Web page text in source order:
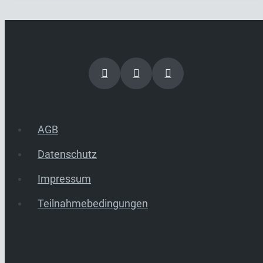
AGB
Datenschutz
Impressum
Teilnahmebedingungen